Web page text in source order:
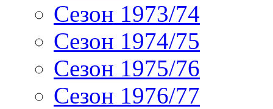
Сезон 1973/74
Сезон 1974/75
Сезон 1975/76
Сезон 1976/77